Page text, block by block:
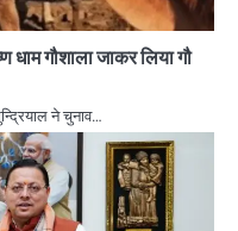
गौशाला जाकर लिया गौ
ने चुनाव…